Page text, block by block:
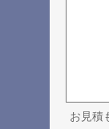
お見積